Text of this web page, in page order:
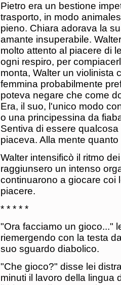
Pietro era un bestione
trasporto, in modo
pieno. Chiara adorava la
amante insuperabile.
molto attento al piacere di
ogni respiro, per
monta, Walter un violinista
femmina probabilmente
poteva negare che come
Era, il suo, l'unico modo
o una principessina da
Sentiva di essere
piaceva. Alla mente
Walter intensificò il ritmo
raggiunsero un intenso
continuarono a giocare coi
piacere.
* * * * *
"Ora facciamo un gioco..."
riemergendo con la testa
suo sguardo diabolico.
"Che gioco?" disse lei
minuti il lavoro della lingua